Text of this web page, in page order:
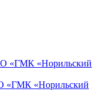
«ГМК «Норильский
«ГМК «Норильский